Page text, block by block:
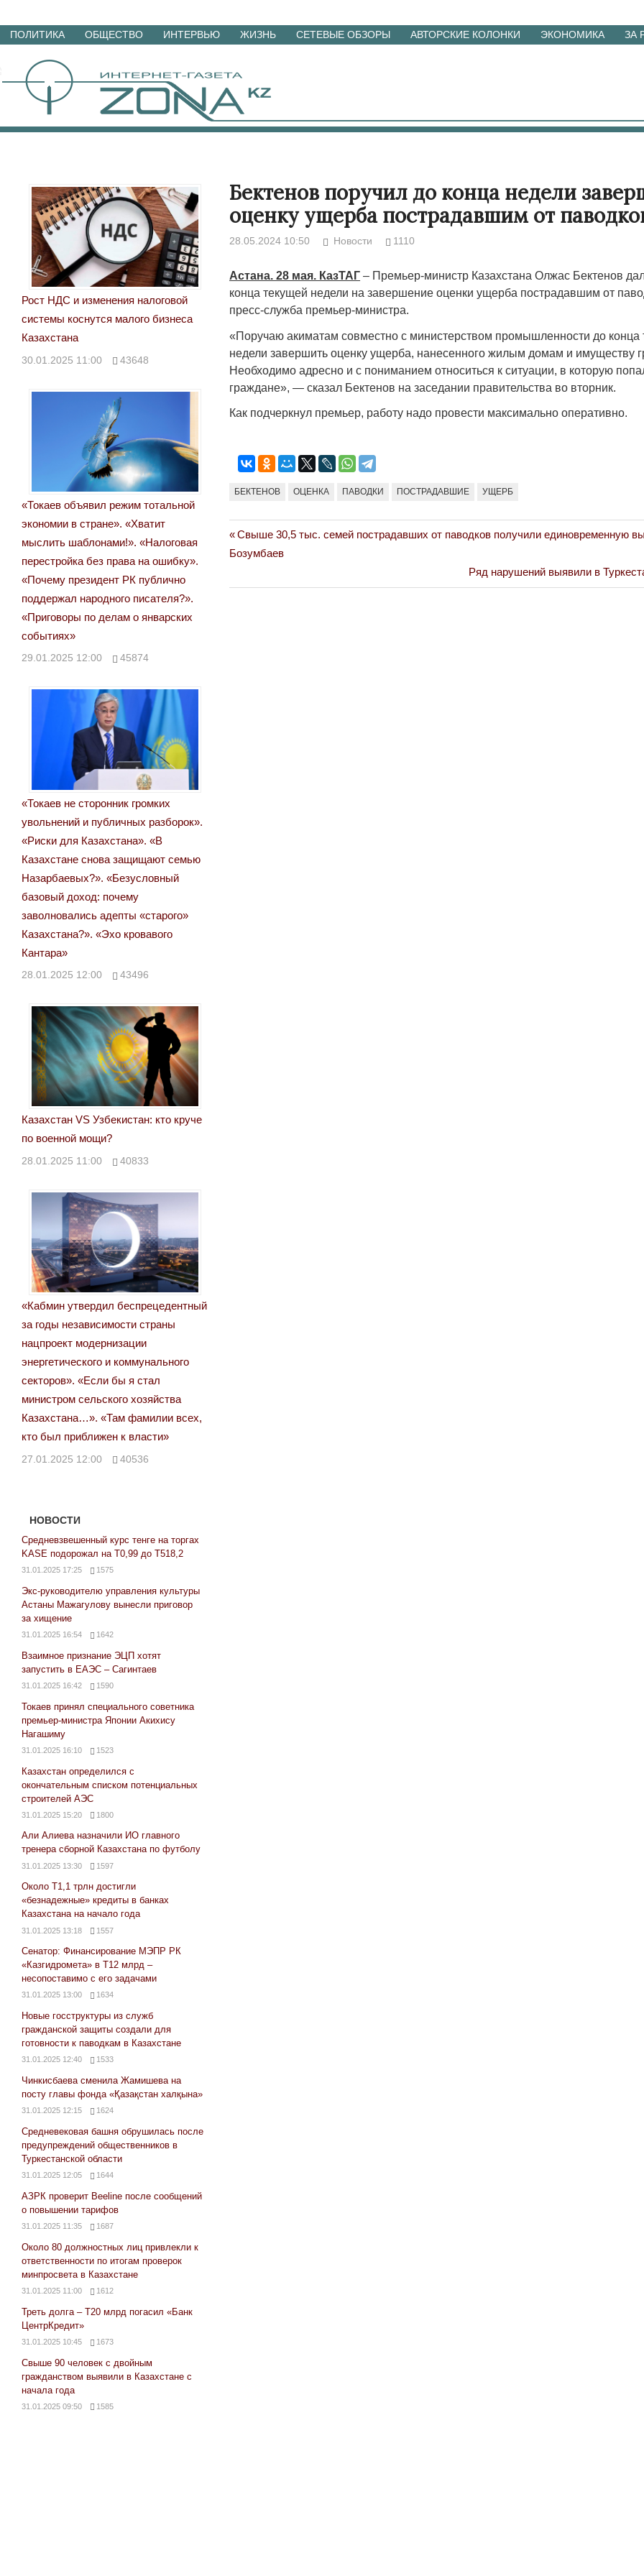
Перейти
материалам
ПОЛИТИКА ОБЩЕСТВО ИНТЕРВЬЮ ЖИЗНЬ СЕТЕВЫЕ ОБЗОРЫ АВТОРСКИЕ КОЛОНКИ ЭКОНОМИКА ЗА
Бектенов поручил до конца недели
оценку ущерба пострадавшим от
28.05.2024 10:50 Новости 1110
Астана. 28 мая. КазТАГ – Премьер-министр Казахстана Олжас Бектенов
конца текущей недели на завершение оценки ущерба пострадавшим от
пресс-служба премьер-министра.
«Поручаю акиматам совместно с министерством промышленности до конца
недели завершить оценку ущерба, нанесенного жилым домам и имуществу
Необходимо адресно и с пониманием относиться к ситуации, в которую
граждане», — сказал Бектенов на заседании правительства во вторник.
Как подчеркнул премьер, работу надо провести максимально оперативно.
БЕКТЕНОВ ОЦЕНКА ПАВОДКИ ПОСТРАДАВШИЕ УЩЕРБ
Навигация
Previous
Post:
Свыше 30,5 тыс. семей пострадавших от паводков получили единовременную
Бозумбаев
Next
Post:
Ряд нарушений выявили в
Рост НДС и изменения налоговой
системы коснутся малого бизнеса
Казахстана
30.01.2025 11:00 43648
«Токаев объявил режим тотальной
экономии в стране». «Хватит
мыслить шаблонами!». «Налоговая
перестройка без права на ошибку».
«Почему президент РК публично
поддержал народного писателя?».
«Приговоры по делам о январских
событиях»
29.01.2025 12:00 45874
«Токаев не сторонник громких
увольнений и публичных разборок».
«Риски для Казахстана». «В
Казахстане снова защищают семью
Назарбаевых?». «Безусловный
базовый доход: почему
заволновались адепты «старого»
Казахстана?». «Эхо кровавого
Кантара»
28.01.2025 12:00 43496
Казахстан VS Узбекистан: кто круче
по военной мощи?
28.01.2025 11:00 40833
«Кабмин утвердил беспрецедентный
за годы независимости страны
нацпроект модернизации
энергетического и коммунального
секторов». «Если бы я стал
министром сельского хозяйства
Казахстана…». «Там фамилии всех,
кто был приближен к власти»
27.01.2025 12:00 40536
НОВОСТИ
Средневзвешенный курс тенге на торгах
KASE подорожал на Т0,99 до Т518,2
31.01.2025 17:25 1575
Экс-руководителю управления культуры
Астаны Мажагулову вынесли приговор
за хищение
31.01.2025 16:54 1642
Взаимное признание ЭЦП хотят
запустить в ЕАЭС – Сагинтаев
31.01.2025 16:42 1590
Токаев принял специального советника
премьер-министра Японии Акихису
Нагашиму
31.01.2025 16:10 1523
Казахстан определился с
окончательным списком потенциальных
строителей АЭС
31.01.2025 15:20 1800
Али Алиева назначили ИО главного
тренера сборной Казахстана по футболу
31.01.2025 13:30 1597
Около Т1,1 трлн достигли
«безнадежные» кредиты в банках
Казахстана на начало года
31.01.2025 13:18 1557
Сенатор: Финансирование МЭПР РК
«Казгидромета» в Т12 млрд –
несопоставимо с его задачами
31.01.2025 13:00 1634
Новые госструктуры из служб
гражданской защиты создали для
готовности к паводкам в Казахстане
31.01.2025 12:40 1533
Чинкисбаева сменила Жамишева на
посту главы фонда «Қазақстан халқына»
31.01.2025 12:15 1624
Средневековая башня обрушилась после
предупреждений общественников в
Туркестанской области
31.01.2025 12:05 1644
АЗРК проверит Beeline после сообщений
о повышении тарифов
31.01.2025 11:35 1687
Около 80 должностных лиц привлекли к
ответственности по итогам проверок
минпросвета в Казахстане
31.01.2025 11:00 1612
Треть долга – Т20 млрд погасил «Банк
ЦентрКредит»
31.01.2025 10:45 1673
Свыше 90 человек с двойным
гражданством выявили в Казахстане с
начала года
31.01.2025 09:50 1585
Народ выбрал свет
17.10.2024 17:00 29972
Странная
Дарига не
Авиакомпании
мошенниками
30.10.2024
Война